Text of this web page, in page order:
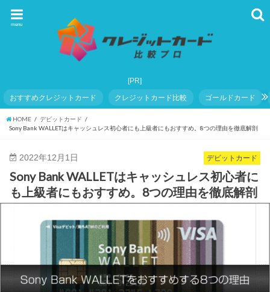
menu
おすすめクレジットカード クレジットカード比較 ゴールドカード
HOME
デビットカード
Sony Bank WALLETはキャッシュレス初心者にも上級者にもおすすめ。8つの理由を徹底解剖
デビットカード
2022年12月1日
Sony Bank WALLETはキャッシュレス初心者に
も上級者にもおすすめ。8つの理由を徹底解剖